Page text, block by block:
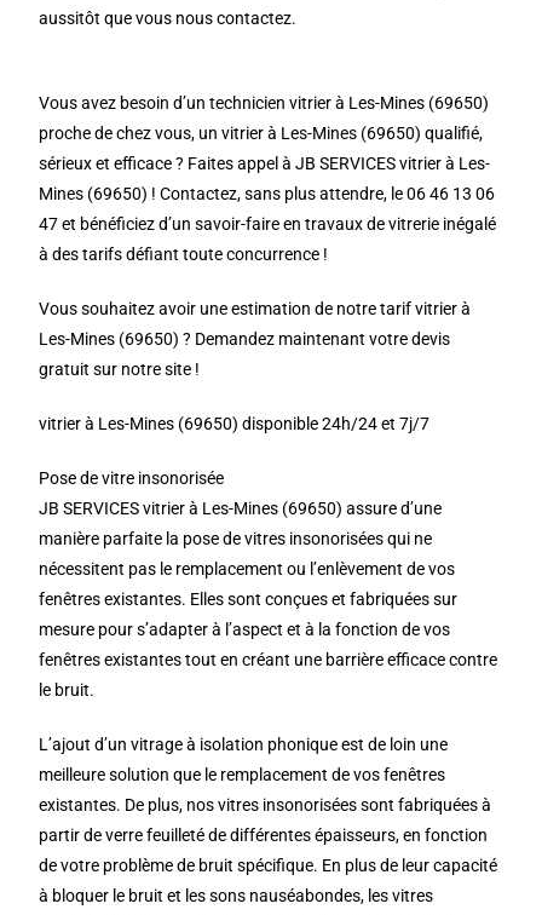
aussitôt que vous nous contactez.
Vous avez besoin d’un technicien vitrier à Les-Mines (69650)
proche de chez vous, un vitrier à Les-Mines (69650) qualifié,
sérieux et efficace ? Faites appel à JB SERVICES vitrier à Les-
Mines (69650) ! Contactez, sans plus attendre, le 06 46 13 06
47 et bénéficiez d’un savoir-faire en travaux de vitrerie inégalé
à des tarifs défiant toute concurrence !
Vous souhaitez avoir une estimation de notre tarif vitrier à
Les-Mines (69650) ? Demandez maintenant votre devis
gratuit sur notre site !
vitrier à Les-Mines (69650) disponible 24h/24 et 7j/7
Pose de vitre insonorisée
JB SERVICES vitrier à Les-Mines (69650) assure d’une
manière parfaite la pose de vitres insonorisées qui ne
nécessitent pas le remplacement ou l’enlèvement de vos
fenêtres existantes. Elles sont conçues et fabriquées sur
mesure pour s’adapter à l’aspect et à la fonction de vos
fenêtres existantes tout en créant une barrière efficace contre
le bruit.
L’ajout d’un vitrage à isolation phonique est de loin une
meilleure solution que le remplacement de vos fenêtres
existantes. De plus, nos vitres insonorisées sont fabriquées à
partir de verre feuilleté de différentes épaisseurs, en fonction
de votre problème de bruit spécifique. En plus de leur capacité
à bloquer le bruit et les sons nauséabondes, les vitres